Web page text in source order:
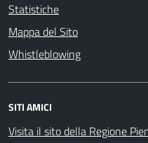
Statistiche
Mappa del Sito
Whistleblowing
SITI AMICI
Visita il sito della Regione